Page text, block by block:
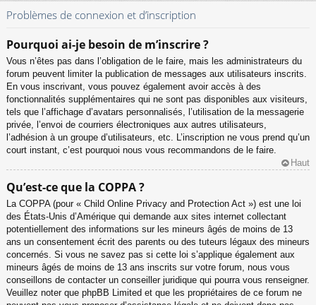
Problèmes de connexion et d’inscription
Pourquoi ai-je besoin de m’inscrire ?
Vous n’êtes pas dans l’obligation de le faire, mais les administrateurs du
forum peuvent limiter la publication de messages aux utilisateurs inscrits.
En vous inscrivant, vous pouvez également avoir accès à des
fonctionnalités supplémentaires qui ne sont pas disponibles aux visiteurs,
tels que l’affichage d’avatars personnalisés, l’utilisation de la messagerie
privée, l’envoi de courriers électroniques aux autres utilisateurs,
l’adhésion à un groupe d’utilisateurs, etc. L’inscription ne vous prend qu’un
court instant, c’est pourquoi nous vous recommandons de le faire.
Haut
Qu’est-ce que la COPPA ?
La COPPA (pour « Child Online Privacy and Protection Act ») est une loi
des États-Unis d’Amérique qui demande aux sites internet collectant
potentiellement des informations sur les mineurs âgés de moins de 13
ans un consentement écrit des parents ou des tuteurs légaux des mineurs
concernés. Si vous ne savez pas si cette loi s’applique également aux
mineurs âgés de moins de 13 ans inscrits sur votre forum, nous vous
conseillons de contacter un conseiller juridique qui pourra vous renseigner.
Veuillez noter que phpBB Limited et que les propriétaires de ce forum ne